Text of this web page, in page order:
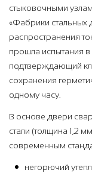
стыковочными
«Фабрики стальных
распространения
прошла испытания в
подтверждающий
сохранения
одному часу.
В основе двери
стали (толщина 1,2
современным
негорючий